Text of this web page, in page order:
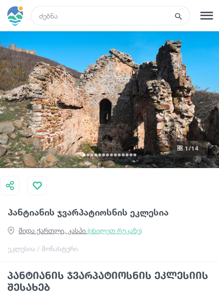
შესვლა
რა ვნახოთ
ტურები
მარშრუტები
სასტუმროები
კვება და ღვინო
სტატიები
პანტიანის ჯვარპატიოსნის ეკლესია
ეკლესია / მონასტერი
შიდა ქართლი, კასპი (იხილეთ რუკაზე)
1 /14
პანტიანის ჯვარპატიოსნის ეკლესიის
შესახებ